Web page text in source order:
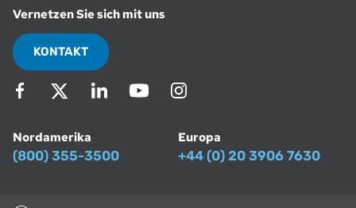
Vernetzen Sie sich mit uns
KONTAKT
Nordamerika
(800) 355-3500
Europa
+44 (0) 20 3906 7630